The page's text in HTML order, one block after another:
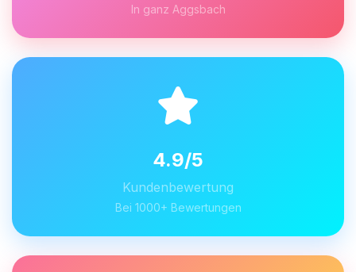
In ganz Aggsbach
4.9/5
Kundenbewertung
Bei 1000+ Bewertungen